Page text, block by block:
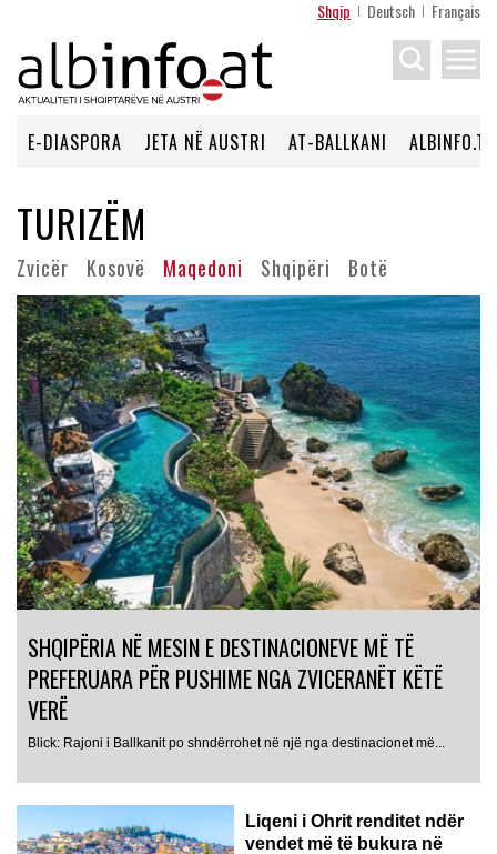
Shqip Deutsch Français
menu
E-DIASPORA JETA NË AUSTRI AT-BALLKANI ALBINFO.TV
TURIZËM
Zvicër Kosovë Maqedoni Shqipëri Botë
SHQIPËRIA
SHQIPËRIA NË MESIN E DESTINACIONEVE MË TË
PREFERUARA PËR PUSHIME NGA ZVICERANËT KËTË
VERË
Blick: Rajoni i Ballkanit po shndërrohet në një nga destinacionet më...
Liqeni i Ohrit renditet ndër
vendet më të bukura në